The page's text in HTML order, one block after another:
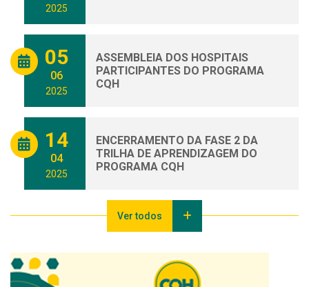
2025
05
06
2025
ASSEMBLEIA DOS HOSPITAIS
PARTICIPANTES DO PROGRAMA
CQH
14
04
2025
ENCERRAMENTO DA FASE 2 DA
TRILHA DE APRENDIZAGEM DO
PROGRAMA CQH
Ver todos